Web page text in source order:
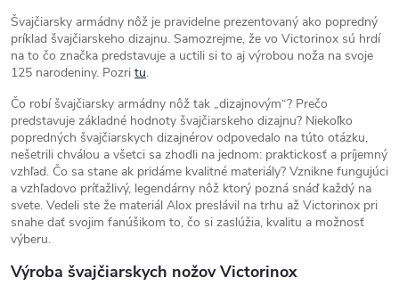
Švajčiarsky armádny nôž je pravidelne prezentovaný ako popredný
príklad švajčiarskeho dizajnu. Samozrejme, že vo Victorinox sú hrdí
na to čo značka predstavuje a uctili si to aj výrobou noža na svoje
125 narodeniny. Pozri tu.
Čo robí švajčiarsky armádny nôž tak „dizajnovým“? Prečo
predstavuje základné hodnoty švajčiarskeho dizajnu? Niekoľko
popredných švajčiarskych dizajnérov odpovedalo na túto otázku,
nešetrili chválou a všetci sa zhodli na jednom: praktickosť a príjemný
vzhľad. Čo sa stane ak pridáme kvalitné materiály? Vznikne fungujúci
a vzhľadovo príťažlivý, legendárny nôž ktorý pozná snáď každý na
svete. Vedeli ste že materiál Alox preslávil na trhu až Victorinox pri
snahe dať svojim fanúšikom to, čo si zaslúžia, kvalitu a možnosť
výberu.
Výroba švajčiarskych nožov Victorinox